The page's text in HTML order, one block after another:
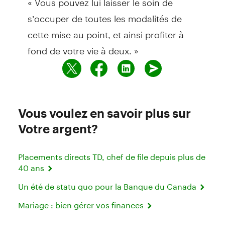
s’occuper de toutes les modalités de
cette mise au point, et ainsi profiter à
fond de votre vie à deux. »
Vous voulez en savoir plus sur
Votre argent?
Placements directs TD, chef de file depuis plus de
40 ans
Un été de statu quo pour la Banque du Canada
Mariage : bien gérer vos finances